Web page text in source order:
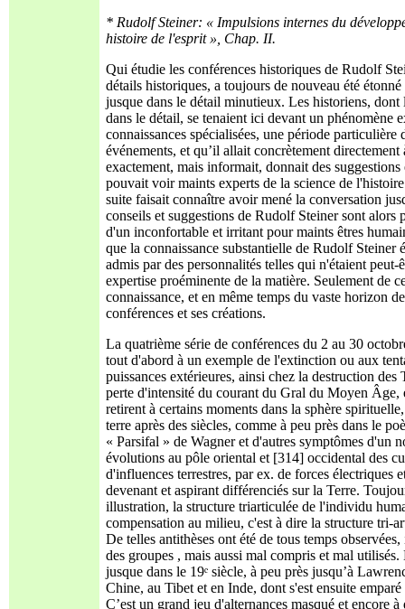
* Rudolf Steiner: « Impulsions internes du
histoire de l'esprit », Chap. II.
Qui étudie les conférences historiques de Rudolf
détails historiques, a toujours de nouveau été
jusque dans le détail minutieux. Les historiens,
dans le détail, se tenaient ici devant un
connaissances spécialisées, une période
événements, et qu’il allait concrètement
exactement, mais informait, donnait des
pouvait voir maints experts de la science de
suite faisait connaître avoir mené la conversation
conseils et suggestions de Rudolf Steiner sont alors
d'un inconfortable et irritant pour maints êtres
que la connaissance substantielle de Rudolf Steiner
admis par des personnalités telles qui n'étaient
expertise proéminente de la matière. Seulement de
connaissance, et en même temps du vaste horizon
conférences et ses créations.
La quatrième série de conférences du 2 au 30
tout d'abord à un exemple de l'extinction ou aux
puissances extérieures, ainsi chez la destruction
perte d'intensité du courant du Gral du Moyen
retirent à certains moments dans la sphère
terre après des siècles, comme à peu près dans le
« Parsifal » de Wagner et d'autres symptômes d'un
évolutions au pôle oriental et [314] occidental des
d'influences terrestres, par ex. de forces électriques
devenant et aspirant différenciés sur la Terre.
illustration, la structure triarticulée de l'individu
compensation au milieu, c'est à dire la structure tri-
De telles antithèses ont été de tous temps
des groupes , mais aussi mal compris et mal
jusque dans le 19ᵉ siècle, à peu près jusqu’à
Chine, au Tibet et en Inde, dont s'est ensuite
C’est un grand jeu d'alternances masqué et